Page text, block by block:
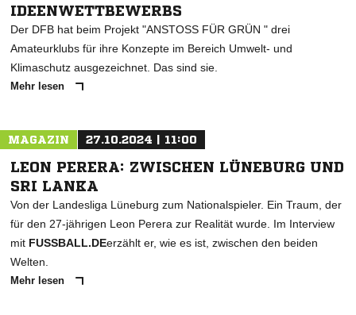
IDEENWETTBEWERBS
Der DFB hat beim Projekt "ANSTOSS FÜR GRÜN " drei
Amateurklubs für ihre Konzepte im Bereich Umwelt- und
Klimaschutz ausgezeichnet. Das sind sie.
Mehr lesen
MAGAZIN 27.10.2024 | 11:00
LEON PERERA: ZWISCHEN LÜNEBURG UND
SRI LANKA
Von der Landesliga Lüneburg zum Nationalspieler. Ein Traum, der
für den 27-jährigen Leon Perera zur Realität wurde. Im Interview
mit FUSSBALL.DEerzählt er, wie es ist, zwischen den beiden
Welten.
Mehr lesen